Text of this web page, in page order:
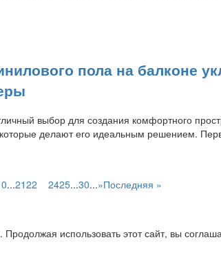
пола на балконе
выбор для создания комфортного
делают его идеальным решением.
...2122 2425...30...»Последняя »
использовать этот сайт, вы